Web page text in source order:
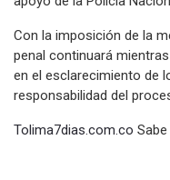
Con la imposición de la
penal continuará
en el esclarecimiento de
responsabilidad del
Tolima7dias.com.co